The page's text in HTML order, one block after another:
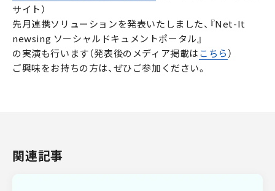
サイト）
先月連携ソリューションを発表いたしました、『Net-It
newsing ソーシャルドキュメントポータル』
の実演も行います（発表後のメディア掲載はこちら）
ご興味をお持ちの方は、ぜひご参加ください。
関連記事